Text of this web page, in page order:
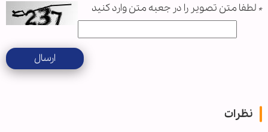
* لطفا متن تصویر را در جعبه متن وارد کنید
ارسال
نظرات